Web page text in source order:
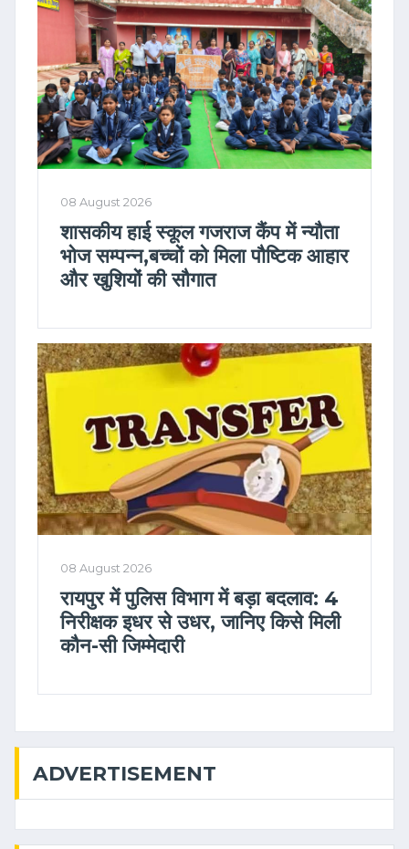
08 August 2026
शासकीय हाई स्कूल गजराज कैंप में न्यौता
भोज सम्पन्न,बच्चों को मिला पौष्टिक आहार
और खुशियों की सौगात
08 August 2026
रायपुर में पुलिस विभाग में बड़ा बदलाव: 4
निरीक्षक इधर से उधर, जानिए किसे मिली
कौन-सी जिम्मेदारी
ADVERTISEMENT